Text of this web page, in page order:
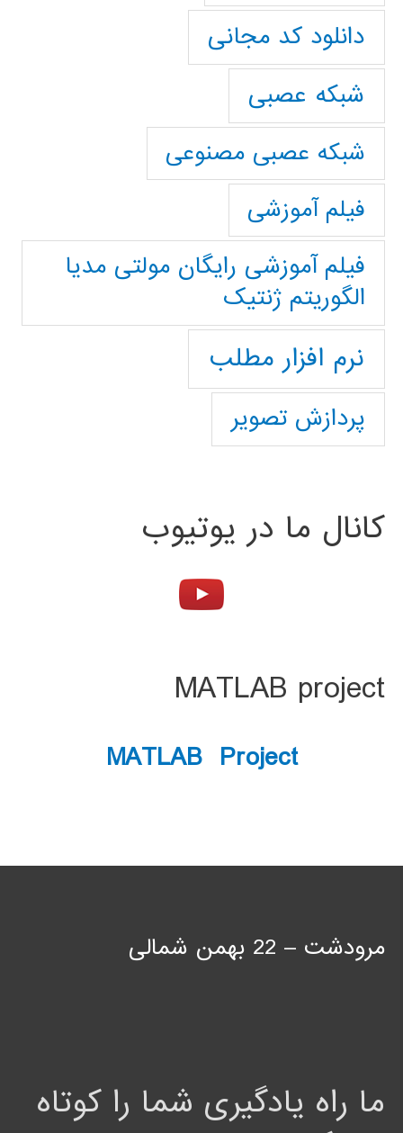
دانلود کد مجانی
شبکه عصبی
شبکه عصبی مصنوعی
فیلم آموزشی
فیلم آموزشی رایگان مولتی مدیا
الگوریتم ژنتیک
نرم افزار مطلب
پردازش تصویر
کانال ما در یوتیوب
MATLAB project
MATLAB Project
مرودشت – 22 بهمن شمالی
ما راه یادگیری شما را کوتاه